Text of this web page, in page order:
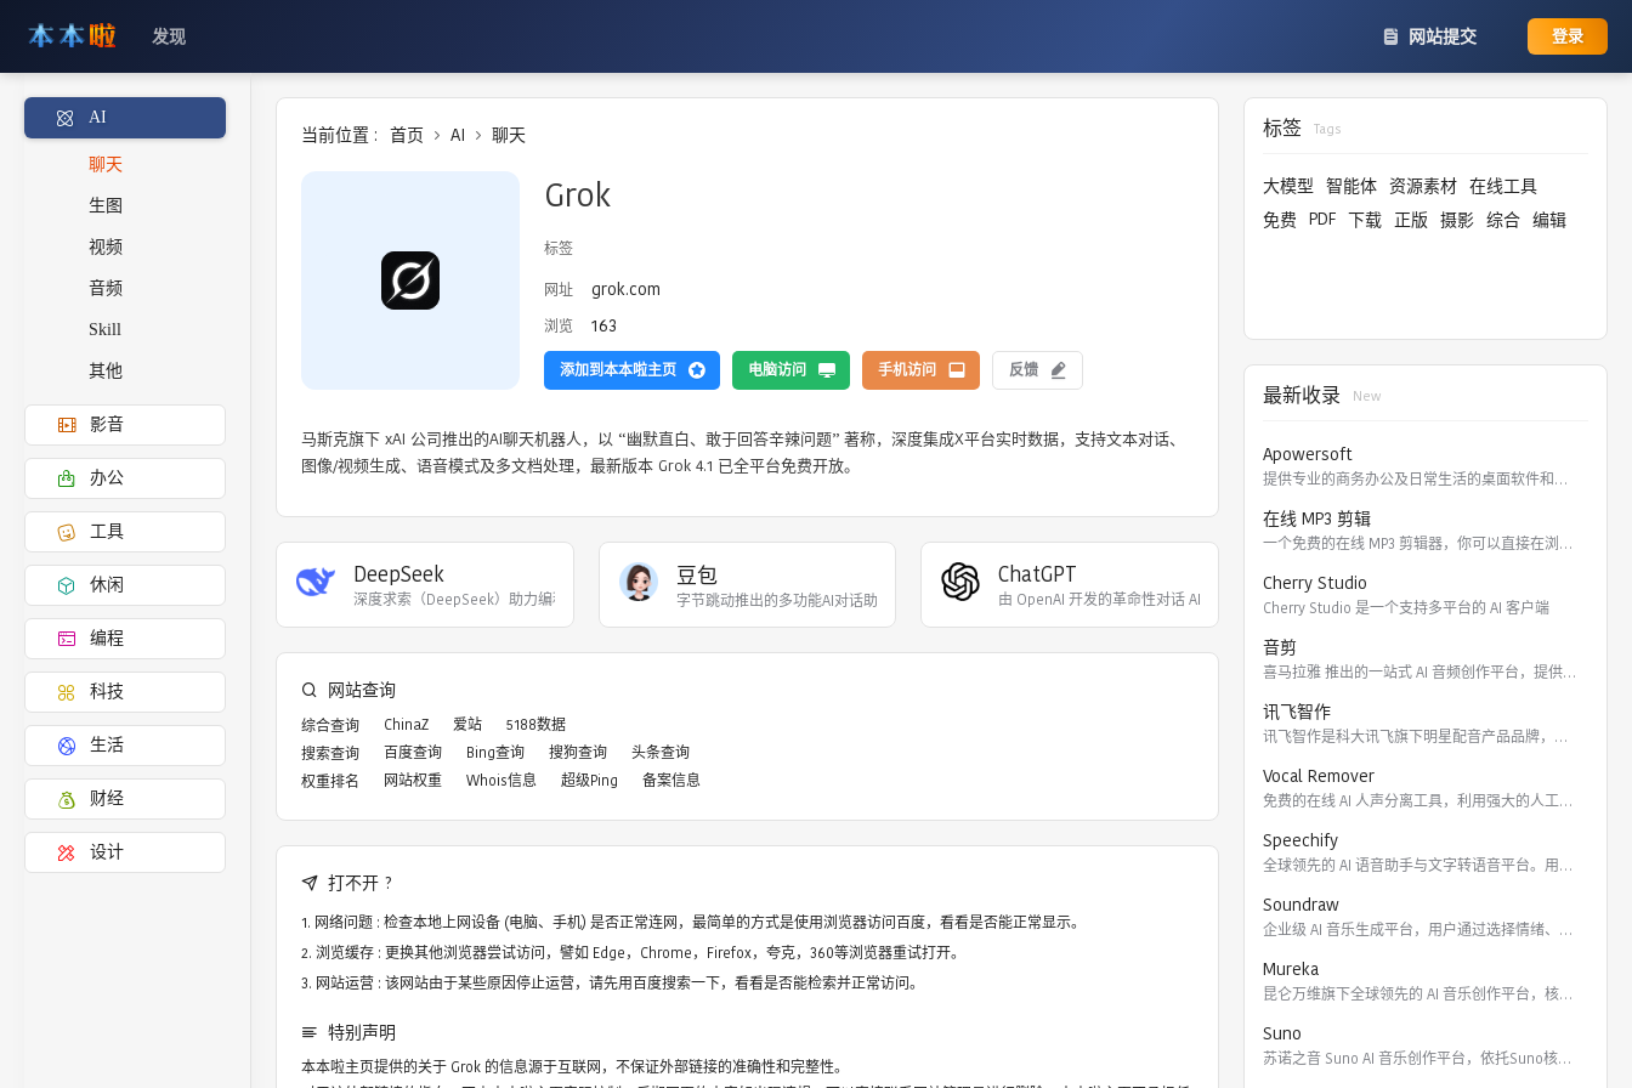
发现 网站提交 登录
AI
聊天
生图
视频
音频
Skill
其他
影音
办公
工具
休闲
编程
科技
生活
财经
设计
当前位置 : 首页 AI 聊天
Grok
标签
网址
grok.com
浏览 163
添加到本本啦主页 电脑访问 手机访问 反馈
马斯克旗下 xAI 公司推出的AI聊天机器人，以 “幽默直白、敢于回答辛辣问题” 著称，深度集成X平台实时数据，支持文本对话、
图像/视频生成、语音模式及多文档处理，最新版本 Grok 4.1 已全平台免费开放。
DeepSeek
深度求索（DeepSeek）助力编程代码开发、创意
豆包
字节跳动推出的多功能AI对话助手，内置多种不同性格
ChatGPT
由 OpenAI 开发的革命性对话 AI，能帮你回
网站查询
综合查询 ChinaZ 爱站
5188数据
搜索查询
百度查询 Bing查询 搜狗查询
头条查询
权重排名
网站权重 Whois信息 超级Ping 备案信息
打不开 ?
网络问题 : 检查本地上网设备 (电脑、手机) 是否正常连网，最简单的方式是使用浏览器访问百度，看看是否能正常显示。
浏览缓存 : 更换其他浏览器尝试访问，譬如 Edge，Chrome，Firefox，夸克，360等浏览器重试打开。
网站运营 : 该网站由于某些原因停止运营，请先用百度搜索一下，看看是否能检索并正常访问。
特别声明
本本啦主页提供的关于 Grok的信息源于互联网，不保证外部链接的准确性和完整性。
标签 Tags
大模型 智能体 资源素材 在线工具
免费 PDF 下载 正版 摄影 综合 编辑
最新收录 New
Apowersoft
提供专业的商务办公及日常生活的桌面软件和在线应用。 软件涵盖
在线 MP3 剪辑
一个免费的在线 MP3 剪辑器，你可以直接在浏览器里剪切，裁
Cherry Studio
Cherry Studio 是一个支持多平台的 AI 客户端
音剪
喜马拉雅 推出的一站式 AI 音频创作平台，提供云端协作、3
讯飞智作
讯飞智作是科大讯飞旗下明星配音产品品牌，提供合成配音软件、真
Vocal Remover
免费的在线 AI 人声分离工具，利用强大的人工智能算法将歌曲
Speechify
全球领先的 AI 语音助手与文字转语音平台。用户可通过 Ch
Soundraw
企业级 AI 音乐生成平台，用户通过选择情绪、流派、乐器及长
Mureka
昆仑万维旗下全球领先的 AI 音乐创作平台，核心模型包括全球
Suno
苏诺之音 Suno AI 音乐创作平台，依托Suno核心模型